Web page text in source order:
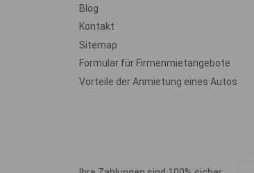
Blog
Kontakt
Sitemap
Formular für Firmenmietangebote
Vorteile der Anmietung eines Autos